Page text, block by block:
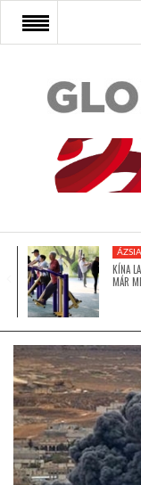
FŐOLDAL
AFRIKA
ÁZSIA
LATIN-AMERIKA
KÖZEL-KELET
ÁZSIA
KÍNA
MÁR